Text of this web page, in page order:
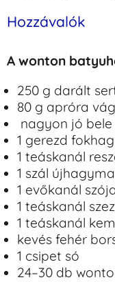
Hozzávalók
A wonton
250 g darált
80 g apróra
nagyon jó bele
1 gerezd
1 teáskanál
1 szál
1 evőkanál
1 teáskanál
1 teáskanál
kevés fehér
1 csipet só
24–30 db